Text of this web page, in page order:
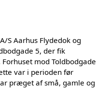
S Aarhus Flydedok og
5, der fik
mod Toldbodgade
var i perioden før
præget af små, gamle og